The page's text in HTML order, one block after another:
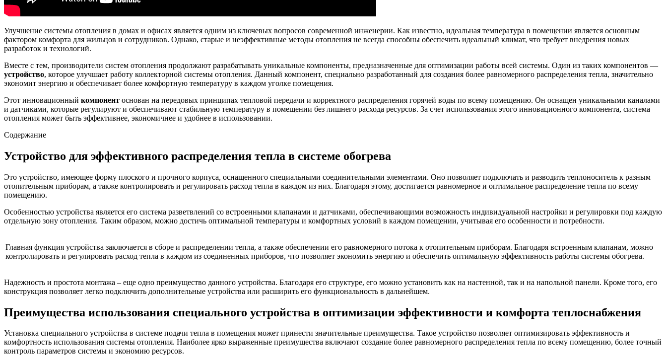
Улучшение системы отопления в домах и офисах является одним из ключевых вопросов современной инженерии. Как известно, идеальная температура в помещении является основным
фактором комфорта для жильцов и сотрудников. Однако, старые и неэффективные методы отопления не всегда способны обеспечить идеальный климат, что требует внедрения новых
разработок и технологий.
Вместе с тем, производители систем отопления продолжают разрабатывать уникальные компоненты, предназначенные для оптимизации работы всей системы. Один из таких компонентов —
устройство, которое улучшает работу коллекторной системы отопления. Данный компонент, специально разработанный для создания более равномерного распределения тепла, значительно
экономит энергию и обеспечивает более комфортную температуру в каждом уголке помещения.
Этот инновационный компонент основан на передовых принципах тепловой передачи и корректного распределения горячей воды по всему помещению. Он оснащен уникальными каналами
и датчиками, которые регулируют и обеспечивают стабильную температуру в помещении без лишнего расхода ресурсов. За счет использования этого инновационного компонента, система
отопления может быть эффективнее, экономичнее и удобнее в использовании.
Содержание
Устройство для эффективного распределения тепла в системе обогрева
Это устройство, имеющее форму плоского и прочного корпуса, оснащенного специальными соединительными элементами. Оно позволяет подключать и разводить теплоноситель к разным
отопительным приборам, а также контролировать и регулировать расход тепла в каждом из них. Благодаря этому, достигается равномерное и оптимальное распределение тепла по всему
помещению.
Особенностью устройства является его система разветвлений со встроенными клапанами и датчиками, обеспечивающими возможность индивидуальной настройки и регулировки под каждую
отдельную зону отопления. Таким образом, можно достичь оптимальной температуры и комфортных условий в каждом помещении, учитывая его особенности и потребности.
Главная функция устройства заключается в сборе и распределении тепла, а также обеспечении его равномерного потока к отопительным приборам. Благодаря встроенным клапанам, можно
контролировать и регулировать расход тепла в каждом из соединенных приборов, что позволяет экономить энергию и обеспечить оптимальную эффективность работы системы обогрева.
Надежность и простота монтажа – еще одно преимущество данного устройства. Благодаря его структуре, его можно установить как на настенной, так и на напольной панели. Кроме того, его
конструкция позволяет легко подключить дополнительные устройства или расширить его функциональность в дальнейшем.
Преимущества использования специального устройства в оптимизации эффективности и комфорта теплоснабжения
Установка специального устройства в системе подачи тепла в помещения может принести значительные преимущества. Такое устройство позволяет оптимизировать эффективность и
комфортность использования системы отопления. Наиболее ярко выраженные преимущества включают создание более равномерного распределения тепла по всему помещению, более точный
контроль параметров системы и экономию ресурсов.